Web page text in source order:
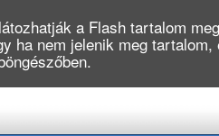
a Flash tartalom
ha nem jelenik meg